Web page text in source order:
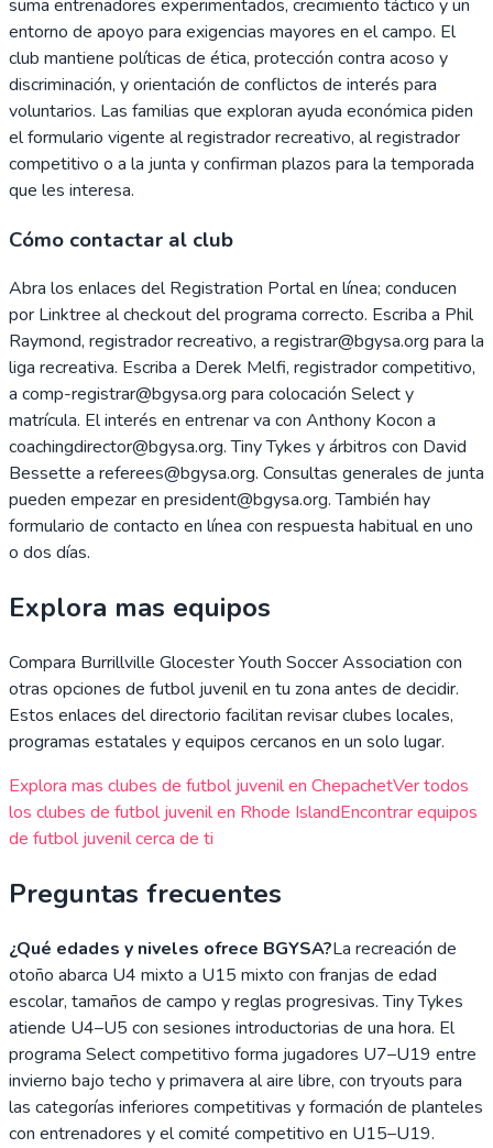
suma entrenadores experimentados, crecimiento táctico y un
entorno de apoyo para exigencias mayores en el campo. El
club mantiene políticas de ética, protección contra acoso y
discriminación, y orientación de conflictos de interés para
voluntarios. Las familias que exploran ayuda económica piden
el formulario vigente al registrador recreativo, al registrador
competitivo o a la junta y confirman plazos para la temporada
que les interesa.
Cómo contactar al club
Abra los enlaces del Registration Portal en línea; conducen
por Linktree al checkout del programa correcto. Escriba a Phil
Raymond, registrador recreativo, a registrar@bgysa.org para la
liga recreativa. Escriba a Derek Melfi, registrador competitivo,
a comp-registrar@bgysa.org para colocación Select y
matrícula. El interés en entrenar va con Anthony Kocon a
coachingdirector@bgysa.org. Tiny Tykes y árbitros con David
Bessette a referees@bgysa.org. Consultas generales de junta
pueden empezar en president@bgysa.org. También hay
formulario de contacto en línea con respuesta habitual en uno
o dos días.
Explora mas equipos
Compara Burrillville Glocester Youth Soccer Association con
otras opciones de futbol juvenil en tu zona antes de decidir.
Estos enlaces del directorio facilitan revisar clubes locales,
programas estatales y equipos cercanos en un solo lugar.
Explora mas clubes de futbol juvenil en ChepachetVer todos
los clubes de futbol juvenil en Rhode IslandEncontrar equipos
de futbol juvenil cerca de ti
Preguntas frecuentes
¿Qué edades y niveles ofrece BGYSA?La recreación de
otoño abarca U4 mixto a U15 mixto con franjas de edad
escolar, tamaños de campo y reglas progresivas. Tiny Tykes
atiende U4–U5 con sesiones introductorias de una hora. El
programa Select competitivo forma jugadores U7–U19 entre
invierno bajo techo y primavera al aire libre, con tryouts para
las categorías inferiores competitivas y formación de planteles
con entrenadores y el comité competitivo en U15–U19.